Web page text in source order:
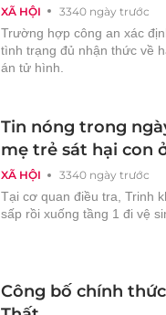
XÃ HỘI 3340 ngày trước
Trường hợp công an xác
tình trạng đủ nhận thức về
án tử hình.
XÃ HỘI 3340 ngày trước
Tin nóng trong
mẹ trẻ sát hại con
Tại cơ quan điều tra, Trinh
sấp rồi xuống tầng 1 đi vệ
Công bố chính